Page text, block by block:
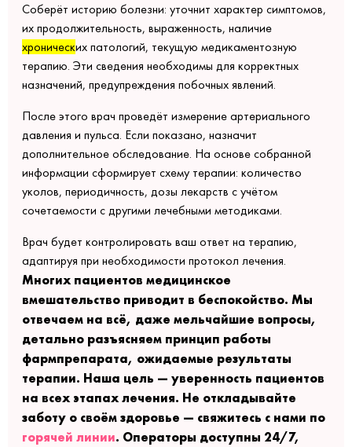
Соберёт историю болезни: уточнит характер симптомов,
их продолжительность, выраженность, наличие
хронических патологий, текущую медикаментозную
терапию. Эти сведения необходимы для корректных
назначений, предупреждения побочных явлений.
После этого врач проведёт измерение артериального
давления и пульса. Если показано, назначит
дополнительное обследование. На основе собранной
информации сформирует схему терапии: количество
уколов, периодичность, дозы лекарств с учётом
сочетаемости с другими лечебными методиками.
Врач будет контролировать ваш ответ на терапию,
адаптируя при необходимости протокол лечения.
Многих пациентов медицинское
вмешательство приводит в беспокойство. Мы
отвечаем на всё, даже мельчайшие вопросы,
детально разъясняем принцип работы
фармпрепарата, ожидаемые результаты
терапии. Наша цель — уверенность пациентов
на всех этапах лечения. Не откладывайте
заботу о своём здоровье — свяжитесь с нами по
горячей линии. Операторы доступны 24/7,